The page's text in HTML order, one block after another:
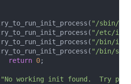
"/sbin/
"/etc/
"/bin/
"/bin/sh"
return 0;
"No working init found.  Try